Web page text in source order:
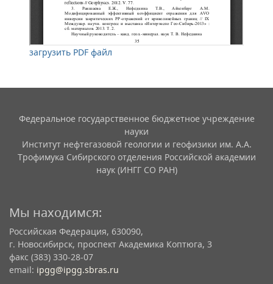
загрузить PDF файл
Федеральное государственное бюджетное учреждение
науки
Институт нефтегазовой геологии и геофизики им. А.А.
Трофимука Сибирского отделения Российской академии
наук (ИНГГ СО РАН)
Мы находимся:
Российская Федерация, 630090,
г. Новосибирск, проспект Академика Коптюга, 3
факс (383) 330-28-07
email: ipgg@ipgg.sbras.ru